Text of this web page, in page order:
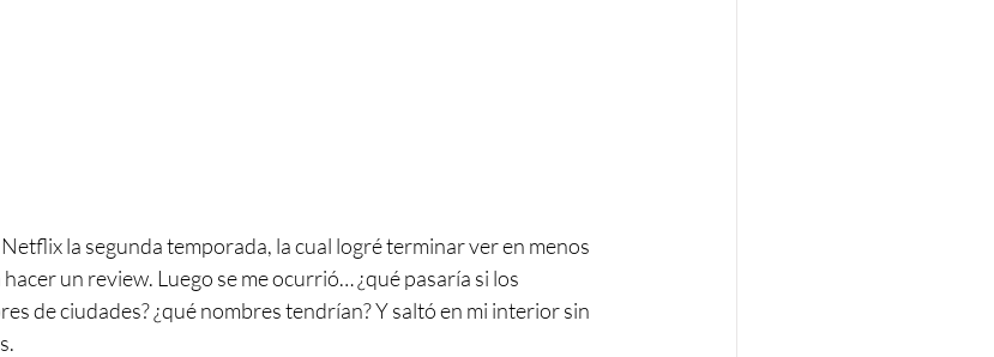
la segunda temporada, la cual logré terminar ver en menos
un review. Luego se me ocurrió… ¿qué pasaría si los
de ciudades? ¿qué nombres tendrían? Y saltó en mi interior sin